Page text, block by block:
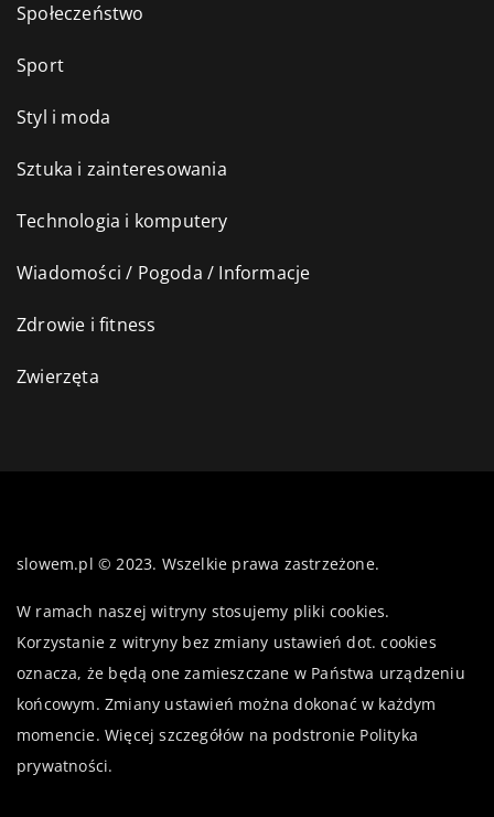
Społeczeństwo
Sport
Styl i moda
Sztuka i zainteresowania
Technologia i komputery
Wiadomości / Pogoda / Informacje
Zdrowie i fitness
Zwierzęta
slowem.pl © 2023. Wszelkie prawa zastrzeżone.
W ramach naszej witryny stosujemy pliki cookies.
Korzystanie z witryny bez zmiany ustawień dot. cookies
oznacza, że będą one zamieszczane w Państwa urządzeniu
końcowym. Zmiany ustawień można dokonać w każdym
momencie. Więcej szczegółów na podstronie Polityka
prywatności.